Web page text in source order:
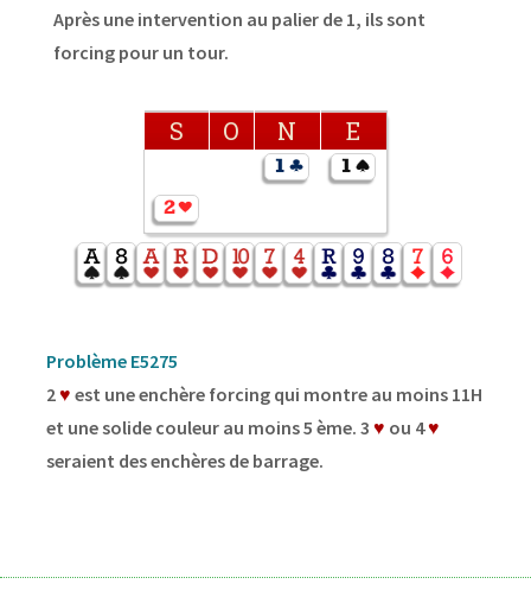
Après une intervention au palier de 1, ils sont
forcing pour un tour.
S O N E
Problème E5275
2♥ est une enchère forcing qui montre au moins 11H
et une solide couleur au moins 5 ème. 3 ♥ ou 4♥
seraient des enchères de barrage.